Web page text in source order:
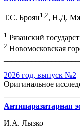
Т.С. Броян1,2, Н.Д.
1 Рязанский
2 Новомосковская
2026 год, выпуск №2
Оригинальное
Антипаразитарная
И.А. Лызко